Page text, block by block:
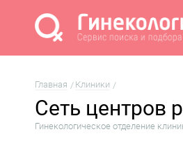
Главная Клиники
Сеть центров
Гинекологическое отделение